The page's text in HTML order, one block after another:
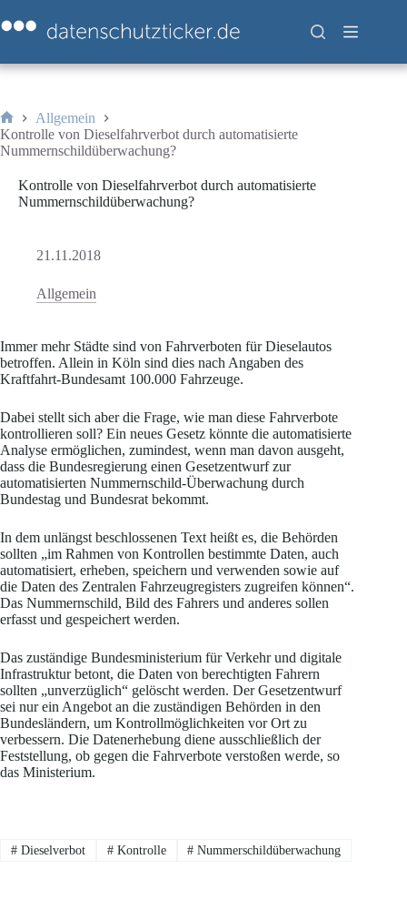
Inhalt
springen
Start
Allgemein
Kontrolle von Dieselfahrverbot durch automatisierte
Nummernschildüberwachung?
Kontrolle von Dieselfahrverbot durch automatisierte
Nummernschildüberwachung?
21.11.2018
Allgemein
Immer mehr Städte sind von Fahrverboten für Dieselautos
betroffen. Allein in Köln sind dies nach Angaben des
Kraftfahrt-Bundesamt 100.000 Fahrzeuge.
Dabei stellt sich aber die Frage, wie man diese Fahrverbote
kontrollieren soll? Ein neues Gesetz könnte die automatisierte
Analyse ermöglichen, zumindest, wenn man davon ausgeht,
dass die Bundesregierung einen Gesetzentwurf zur
automatisierten Nummernschild-Überwachung durch
Bundestag und Bundesrat bekommt.
In dem unlängst beschlossenen Text heißt es, die Behörden
sollten „im Rahmen von Kontrollen bestimmte Daten, auch
automatisiert, erheben, speichern und verwenden sowie auf
die Daten des Zentralen Fahrzeugregisters zugreifen können“.
Das Nummernschild, Bild des Fahrers und anderes sollen
erfasst und gespeichert werden.
Das zuständige Bundesministerium für Verkehr und digitale
Infrastruktur betont, die Daten von berechtigten Fahrern
sollten „unverzüglich“ gelöscht werden. Der Gesetzentwurf
sei nur ein Angebot an die zuständigen Behörden in den
Bundesländern, um Kontrollmöglichkeiten vor Ort zu
verbessern. Die Datenerhebung diene ausschließlich der
Feststellung, ob gegen die Fahrverbote verstoßen werde, so
das Ministerium.
#Dieselverbot #Kontrolle # Nummerschildüberwachung